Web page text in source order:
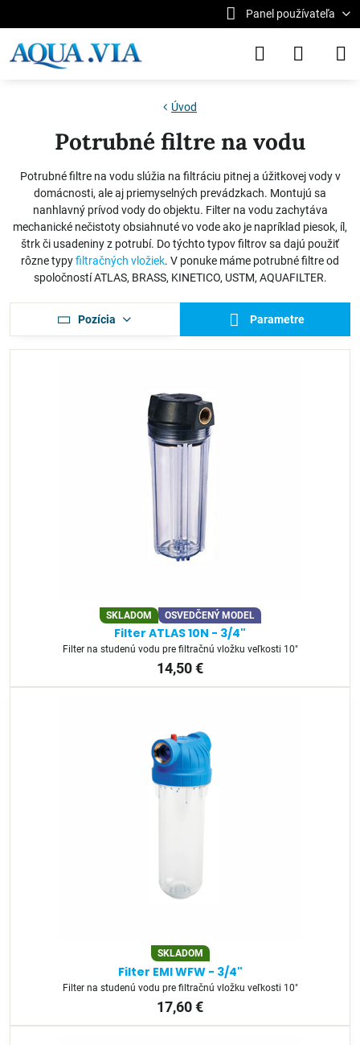
Panel používateľa
Úvod
Potrubné filtre na vodu
Potrubné filtre na vodu slúžia na filtráciu pitnej a úžitkovej vody v
domácnosti, ale aj priemyselných prevádzkach. Montujú sa
nanhlavný prívod vody do objektu. Filter na vodu zachytáva
mechanické nečistoty obsiahnuté vo vode ako je napríklad piesok, íl,
štrk či usadeniny z potrubí. Do týchto typov filtrov sa dajú použiť
rôzne typyfiltračných vložiek. V ponuke máme potrubné filtre od
spoločností ATLAS, BRASS, KINETICO, USTM, AQUAFILTER.
Pozícia Parametre
SKLADOM OSVEDČENÝ MODEL
Filter ATLAS 10N - 3/4"
Filter na studenú vodu pre filtračnú vložku veľkosti 10"
14,50 €
SKLADOM
Filter EMI WFW - 3/4"
Filter na studenú vodu pre filtračnú vložku veľkosti 10"
17,60 €